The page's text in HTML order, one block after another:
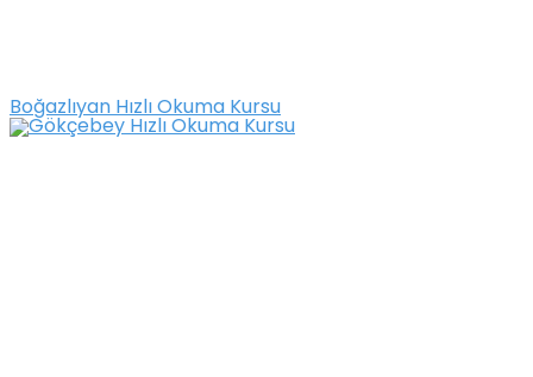
Boğazlıyan Hızlı Okuma Kursu